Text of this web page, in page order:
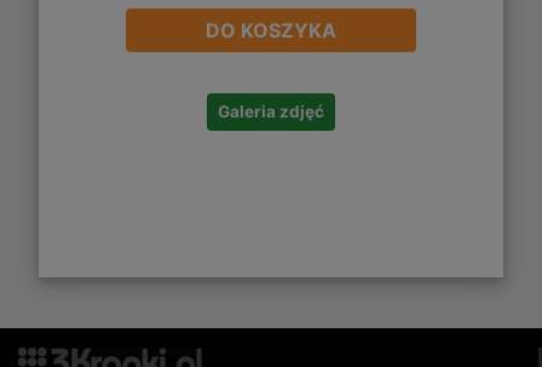
DO KOSZYKA
Galeria zdjęć